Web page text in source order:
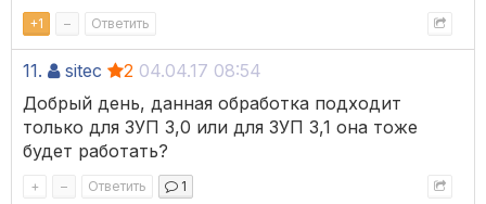
+1 – Ответить
11. sitec 2 04.04.17 08:54
Добрый день, данная обработка подходит
только для ЗУП 3,0 или для ЗУП 3,1 она тоже
будет работать?
+ – Ответить 1